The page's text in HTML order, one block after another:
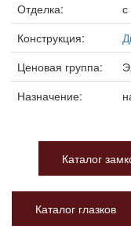
Отделка:
с
Конструкция:
Ценовая группа:
Назначение:
Каталог
Каталог глазков